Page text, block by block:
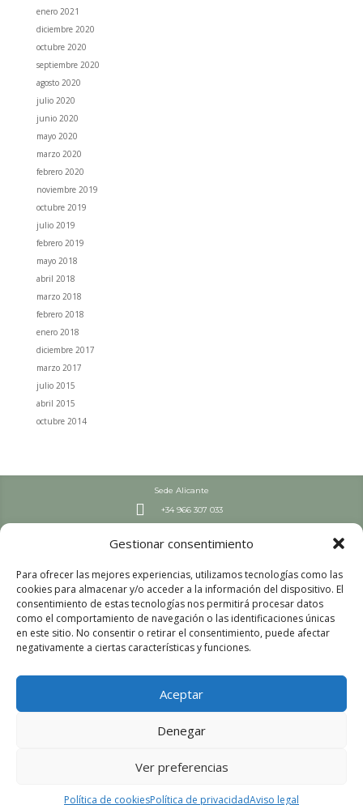
Gestionar consentimiento
Para ofrecer las mejores experiencias, utilizamos tecnologías como las
cookies para almacenar y/o acceder a la información del dispositivo. El
consentimiento de estas tecnologías nos permitirá procesar datos
como el comportamiento de navegación o las identificaciones únicas
en este sitio. No consentir o retirar el consentimiento, puede afectar
negativamente a ciertas características y funciones.
Aceptar
Denegar
Ver preferencias
Política de cookiesPolítica de privacidadAviso legal
enero 2021
diciembre 2020
octubre 2020
septiembre 2020
agosto 2020
julio 2020
junio 2020
mayo 2020
marzo 2020
febrero 2020
noviembre 2019
octubre 2019
julio 2019
febrero 2019
mayo 2018
abril 2018
marzo 2018
febrero 2018
enero 2018
diciembre 2017
marzo 2017
julio 2015
abril 2015
octubre 2014
Sede Alicante
 +34 966 307 033
L-J: 7:30-19 h | V: 8-19 h
L-V: 8:00 – 15:00
Sede Valencia
 +34 963 447 663

Septiembre – Junio
L-V: 8:00-16 h

L-V: 8:00 – 15:00
Aviso legal
Política de privacidad
Política de cookies